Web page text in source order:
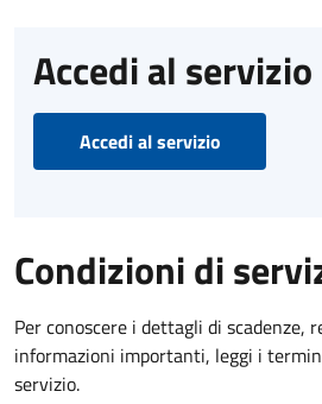
Accedi al servizio
Accedi al servizio
Condizioni di
Per conoscere i dettagli di scadenze,
informazioni importanti, leggi i
servizio.